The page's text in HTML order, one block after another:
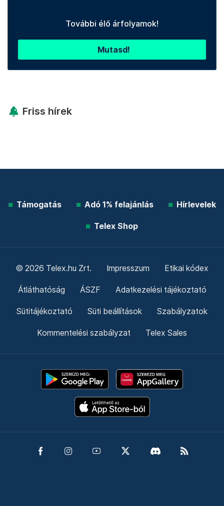
További élő árfolyamok!
Mutasd!
Friss hírek
Támogatás Adó 1% felajánlás Hírlevelek
Telex Shop
© 2026 Telex.hu Zrt. Impresszum Etikai kódex
Átláthatóság ÁSZF Adatkezelési tájékoztató
Sütitájékoztató Süti beállítások Szabályzatok
Kommentelési szabályzat Telex Sales